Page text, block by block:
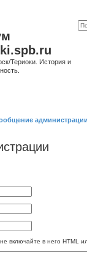
Териоки. История и
включайте в него HTML